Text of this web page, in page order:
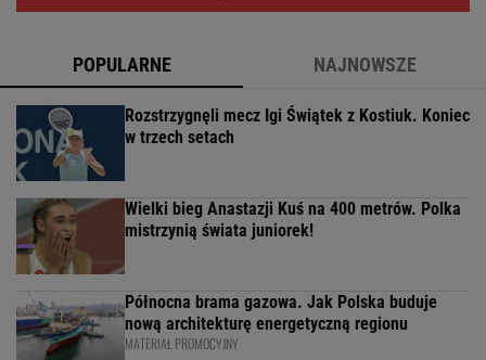
POPULARNE NAJNOWSZE
Rozstrzygnęli mecz Igi Świątek z Kostiuk. Koniec
w trzech setach
Wielki bieg Anastazji Kuś na 400 metrów. Polka
mistrzynią świata juniorek!
Północna brama gazowa. Jak Polska buduje
nową architekturę energetyczną regionu
MATERIAŁ PROMOCYJNY